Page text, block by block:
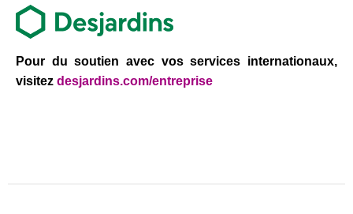
Pour du soutien avec vos services internationaux,
visitez desjardins.com/entreprise